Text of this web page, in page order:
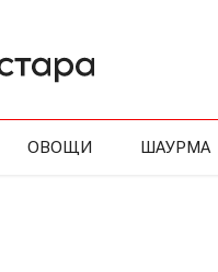
ОВОЩИ ШАУРМА